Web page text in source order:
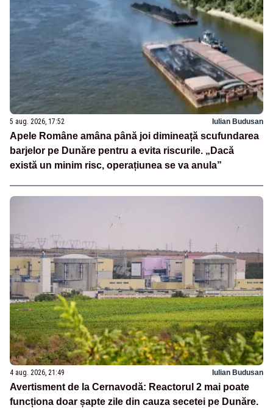
5 aug. 2026, 17:52 Iulian Budusan
Apele Române amâna până joi dimineață scufundarea
barjelor pe Dunăre pentru a evita riscurile. „Dacă
există un minim risc, operațiunea se va anula”
4 aug. 2026, 21:49 Iulian Budusan
Avertisment de la Cernavodă: Reactorul 2 mai poate
funcționa doar șapte zile din cauza secetei pe Dunăre.